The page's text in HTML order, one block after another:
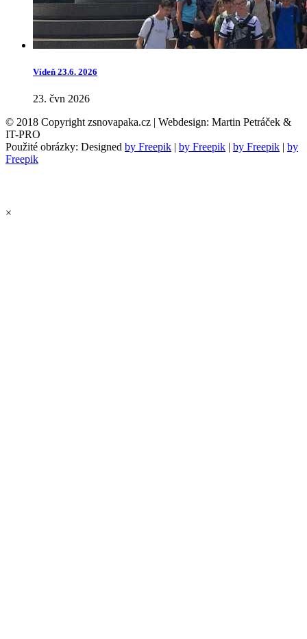
Vídeň 23.6. 2026
23. čvn 2026
© 2018 Copyright zsnovapaka.cz | Webdesign: Martin Petráček &
IT-PRO
Použité obrázky: Designed by Freepik | by Freepik | by Freepik | by
Freepik
×